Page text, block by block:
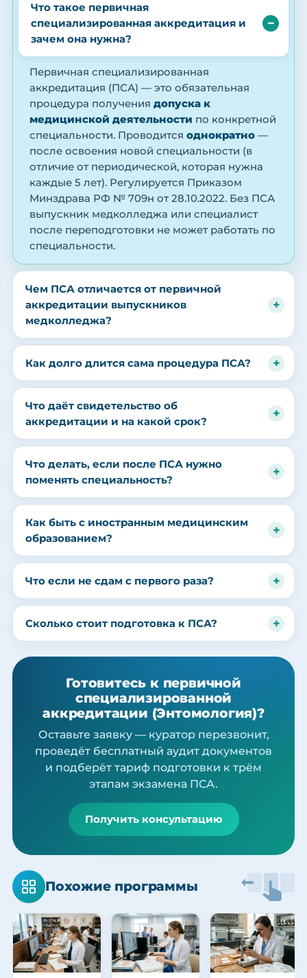
Что такое первичная
специализированная аккредитация и
зачем она нужна?
Первичная специализированная
аккредитация (ПСА) — это обязательная
процедура получения допуска к
медицинской деятельности по конкретной
специальности. Проводится однократно —
после освоения новой специальности (в
отличие от периодической, которая нужна
каждые 5 лет). Регулируется Приказом
Минздрава РФ № 709н от 28.10.2022. Без ПСА
выпускник медколледжа или специалист
после переподготовки не может работать по
специальности.
Чем ПСА отличается от первичной
аккредитации выпускников
медколледжа?
Как долго длится сама процедура ПСА?
Что даёт свидетельство об
аккредитации и на какой срок?
Что делать, если после ПСА нужно
поменять специальность?
Как быть с иностранным медицинским
образованием?
Что если не сдам с первого раза?
Сколько стоит подготовка к ПСА?
Готовитесь к первичной
специализированной
аккредитации (Энтомология)?
Оставьте заявку — куратор перезвонит,
проведёт бесплатный аудит документов
и подберёт тариф подготовки к трём
этапам экзамена ПСА.
Получить консультацию
Похожие программы